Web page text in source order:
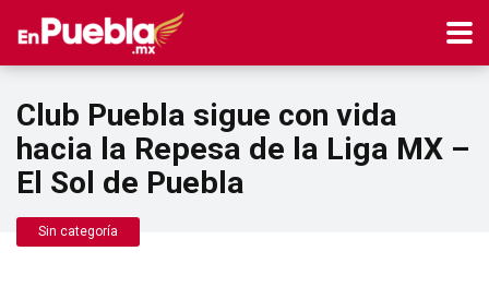
Club Puebla sigue con vida
hacia la Repesa de la Liga MX –
El Sol de Puebla
Sin categoría